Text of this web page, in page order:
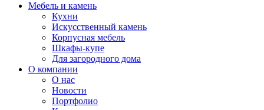
Мебель и камень
Кухни
Искусственный камень
Корпусная мебель
Шкафы-купе
Для загородного дома
О компании
О нас
Новости
Портфолио